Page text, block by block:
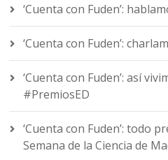
‘Cuenta con Fuden’:
‘Cuenta con Fuden’:
‘Cuenta con Fuden’: así
#PremiosED
‘Cuenta con Fuden’: todo
Semana de la Ciencia de